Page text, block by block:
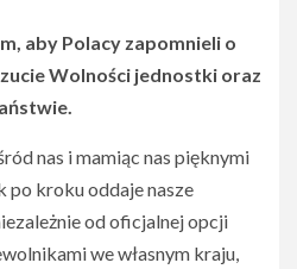
aby Polacy zapomnieli o
Wolności jednostki oraz
nas i mamiąc nas pięknymi
po kroku oddaje nasze
od oficjalnej opcji
we własnym kraju,